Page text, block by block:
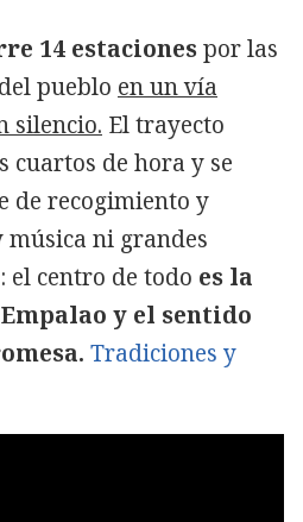
14 estacionespor las
pueblo en un vía
silencio. El trayecto
cuartos de hora y se
de recogimiento y
música ni grandes
el centro de todo es la
y el sentido
Tradiciones y